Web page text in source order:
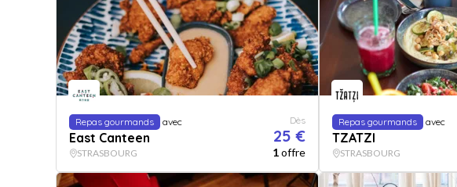
Repas gourmands avec
East Canteen
Dès
25 €
STRASBOURG 1offre
Repas gourmands avec
TZATZI
STRASBOURG